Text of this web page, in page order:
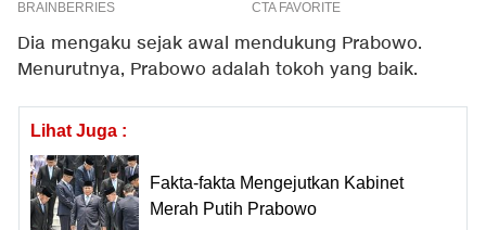
Dia mengaku sejak awal mendukung Prabowo.
Menurutnya, Prabowo adalah tokoh yang baik.
Lihat Juga :
Fakta-fakta Mengejutkan Kabinet
Merah Putih Prabowo